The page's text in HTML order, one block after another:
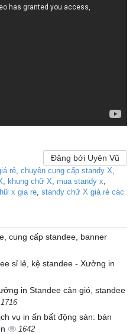
Đăng bởi Uyên Vũ
rẻ chuyên cung cấp standy X
khung chữ X mua standy x
x gia re standy chữ X giá rẻ các
cung cấp standee, banner
sỉ lẻ, kệ standee - Xưởng in
in Standee cản gió, standee
1716
vụ in ấn bất động sản: bán
1642